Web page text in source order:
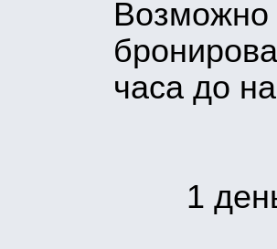
Возможно
часа до
1 день